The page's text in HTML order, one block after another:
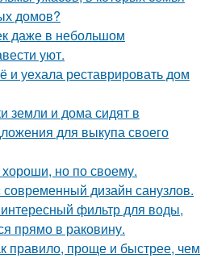
домов?
даже в небольшом
уют.
и уехала реставрировать дом
земли и дома сидят в
для выкупа своего
но по своему.
современный дизайн санузлов.
фильтр для воды,
прямо в раковину.
правило, проще и быстрее, чем